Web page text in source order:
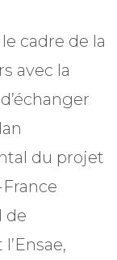
cadre de la
avec la
du projet
de